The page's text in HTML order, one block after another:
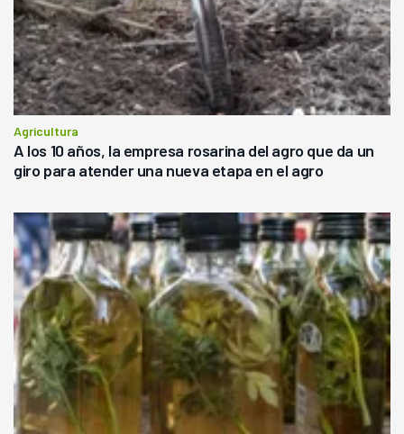
Agricultura
A los 10 años, la empresa rosarina del agro que da un
giro para atender una nueva etapa en el agro